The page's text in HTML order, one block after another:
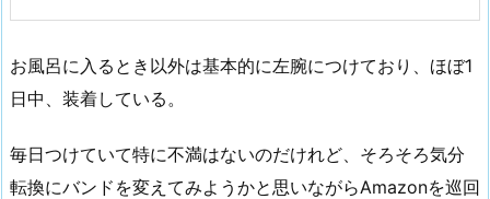
お風呂に入るとき以外は基本的に左腕につけており、ほぼ1
日中、装着している。
毎日つけていて特に不満はないのだけれど、そろそろ気分
転換にバンドを変えてみようかと思いながらAmazonを巡回